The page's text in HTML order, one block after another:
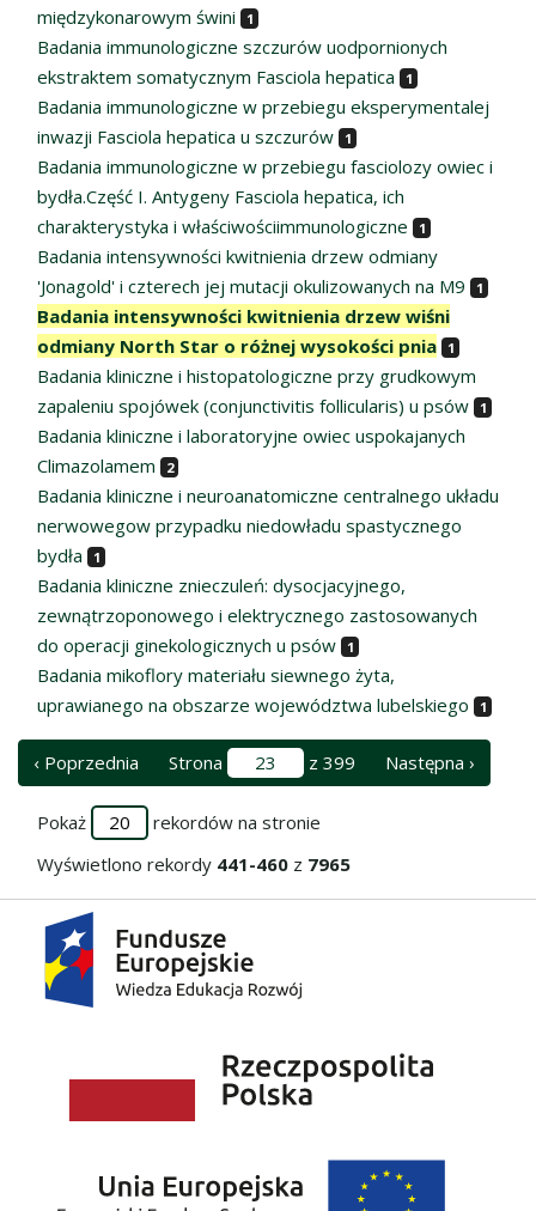
międzykonarowym świni
1
Badania immunologiczne szczurów uodpornionych
ekstraktem somatycznym Fasciola hepatica
1
Badania immunologiczne w przebiegu eksperymentalej
inwazji Fasciola hepatica u szczurów
1
Badania immunologiczne w przebiegu fasciolozy owiec i
bydła.Część I. Antygeny Fasciola hepatica, ich
charakterystyka i właściwościimmunologiczne
1
Badania intensywności kwitnienia drzew odmiany
'Jonagold' i czterech jej mutacji okulizowanych na M9
1
Badania intensywności kwitnienia drzew wiśni
odmiany North Star o różnej wysokości pnia
1
Badania kliniczne i histopatologiczne przy grudkowym
zapaleniu spojówek (conjunctivitis follicularis) u psów
1
Badania kliniczne i laboratoryjne owiec uspokajanych
Climazolamem
2
Badania kliniczne i neuroanatomiczne centralnego układu
nerwowegow przypadku niedowładu spastycznego
bydła
1
Badania kliniczne znieczuleń: dysocjacyjnego,
zewnątrzoponowego i elektrycznego zastosowanych
do operacji ginekologicznych u psów
1
Badania mikoflory materiału siewnego żyta,
uprawianego na obszarze województwa lubelskiego
1
‹ Poprzednia Strona z 399 Następna ›
Pokaż
rekordów na stronie
Wyświetlono rekordy 441-460 z 7965